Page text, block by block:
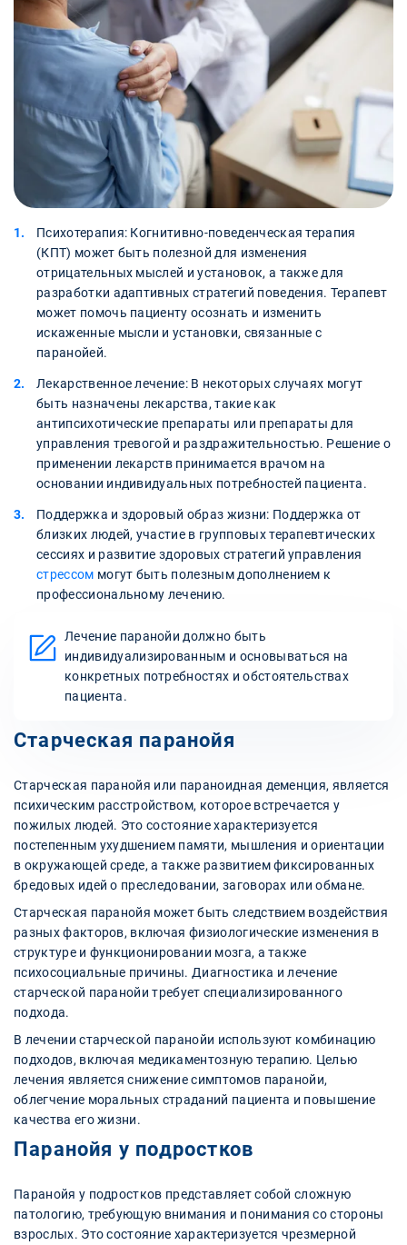
Психотерапия: Когнитивно-поведенческая терапия
(КПТ) может быть полезной для изменения
отрицательных мыслей и установок, а также для
разработки адаптивных стратегий поведения. Терапевт
может помочь пациенту осознать и изменить
искаженные мысли и установки, связанные с
паранойей.
Лекарственное лечение: В некоторых случаях могут
быть назначены лекарства, такие как
антипсихотические препараты или препараты для
управления тревогой и раздражительностью. Решение о
применении лекарств принимается врачом на
основании индивидуальных потребностей пациента.
Поддержка и здоровый образ жизни: Поддержка от
близких людей, участие в групповых терапевтических
сессиях и развитие здоровых стратегий управления
стрессом могут быть полезным дополнением к
профессиональному лечению.
Лечение паранойи должно быть
индивидуализированным и основываться на
конкретных потребностях и обстоятельствах
пациента.
Старческая паранойя
Старческая паранойя или параноидная деменция, является
психическим расстройством, которое встречается у
пожилых людей. Это состояние характеризуется
постепенным ухудшением памяти, мышления и ориентации
в окружающей среде, а также развитием фиксированных
бредовых идей о преследовании, заговорах или обмане.
Старческая паранойя может быть следствием воздействия
разных факторов, включая физиологические изменения в
структуре и функционировании мозга, а также
психосоциальные причины. Диагностика и лечение
старческой паранойи требует специализированного
подхода.
В лечении старческой паранойи используют комбинацию
подходов, включая медикаментозную терапию. Целью
лечения является снижение симптомов паранойи,
облегчение моральных страданий пациента и повышение
качества его жизни.
Паранойя у подростков
Паранойя у подростков представляет собой сложную
патологию, требующую внимания и понимания со стороны
взрослых. Это состояние характеризуется чрезмерной